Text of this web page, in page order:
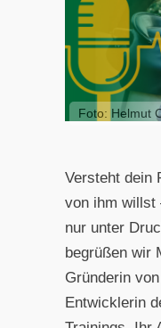
Foto: Helmut
Versteht dein
von ihm willst
nur unter
begrüßen wir
Gründerin
Entwicklerin